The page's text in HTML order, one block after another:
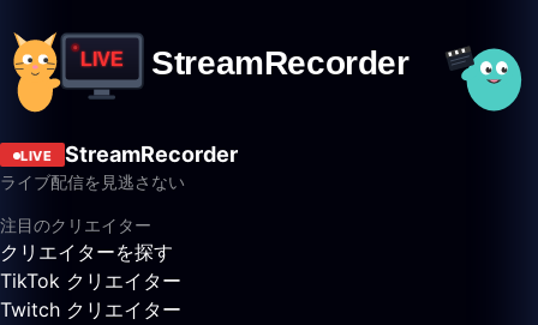
LIVE StreamRecorder
ライブ配信を見逃さない
注目のクリエイター
クリエイターを探す
TikTok クリエイター
Twitch クリエイター